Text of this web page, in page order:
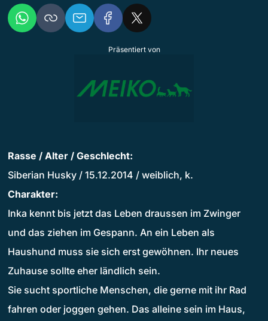
Präsentiert von
Rasse / Alter / Geschlecht:
Siberian Husky / 15.12.2014 / weiblich, k.
Charakter:
Inka kennt bis jetzt das Leben draussen im Zwinger
und das ziehen im Gespann. An ein Leben als
Haushund muss sie sich erst gewöhnen. Ihr neues
Zuhause sollte eher ländlich sein.
Sie sucht sportliche Menschen, die gerne mit ihr Rad
fahren oder joggen gehen. Das alleine sein im Haus,